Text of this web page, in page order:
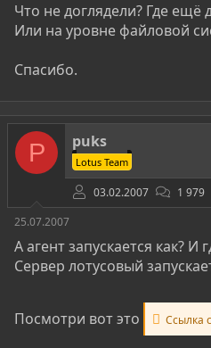
Что не доглядели? Где ещё
Или на уровне файловой
Спасибо.
P puks
Lotus Team
03.02.2007 1 979
25.07.2007
А агент запускается как? И
Сервер лотусовый
Посмотри вот это Ссылка